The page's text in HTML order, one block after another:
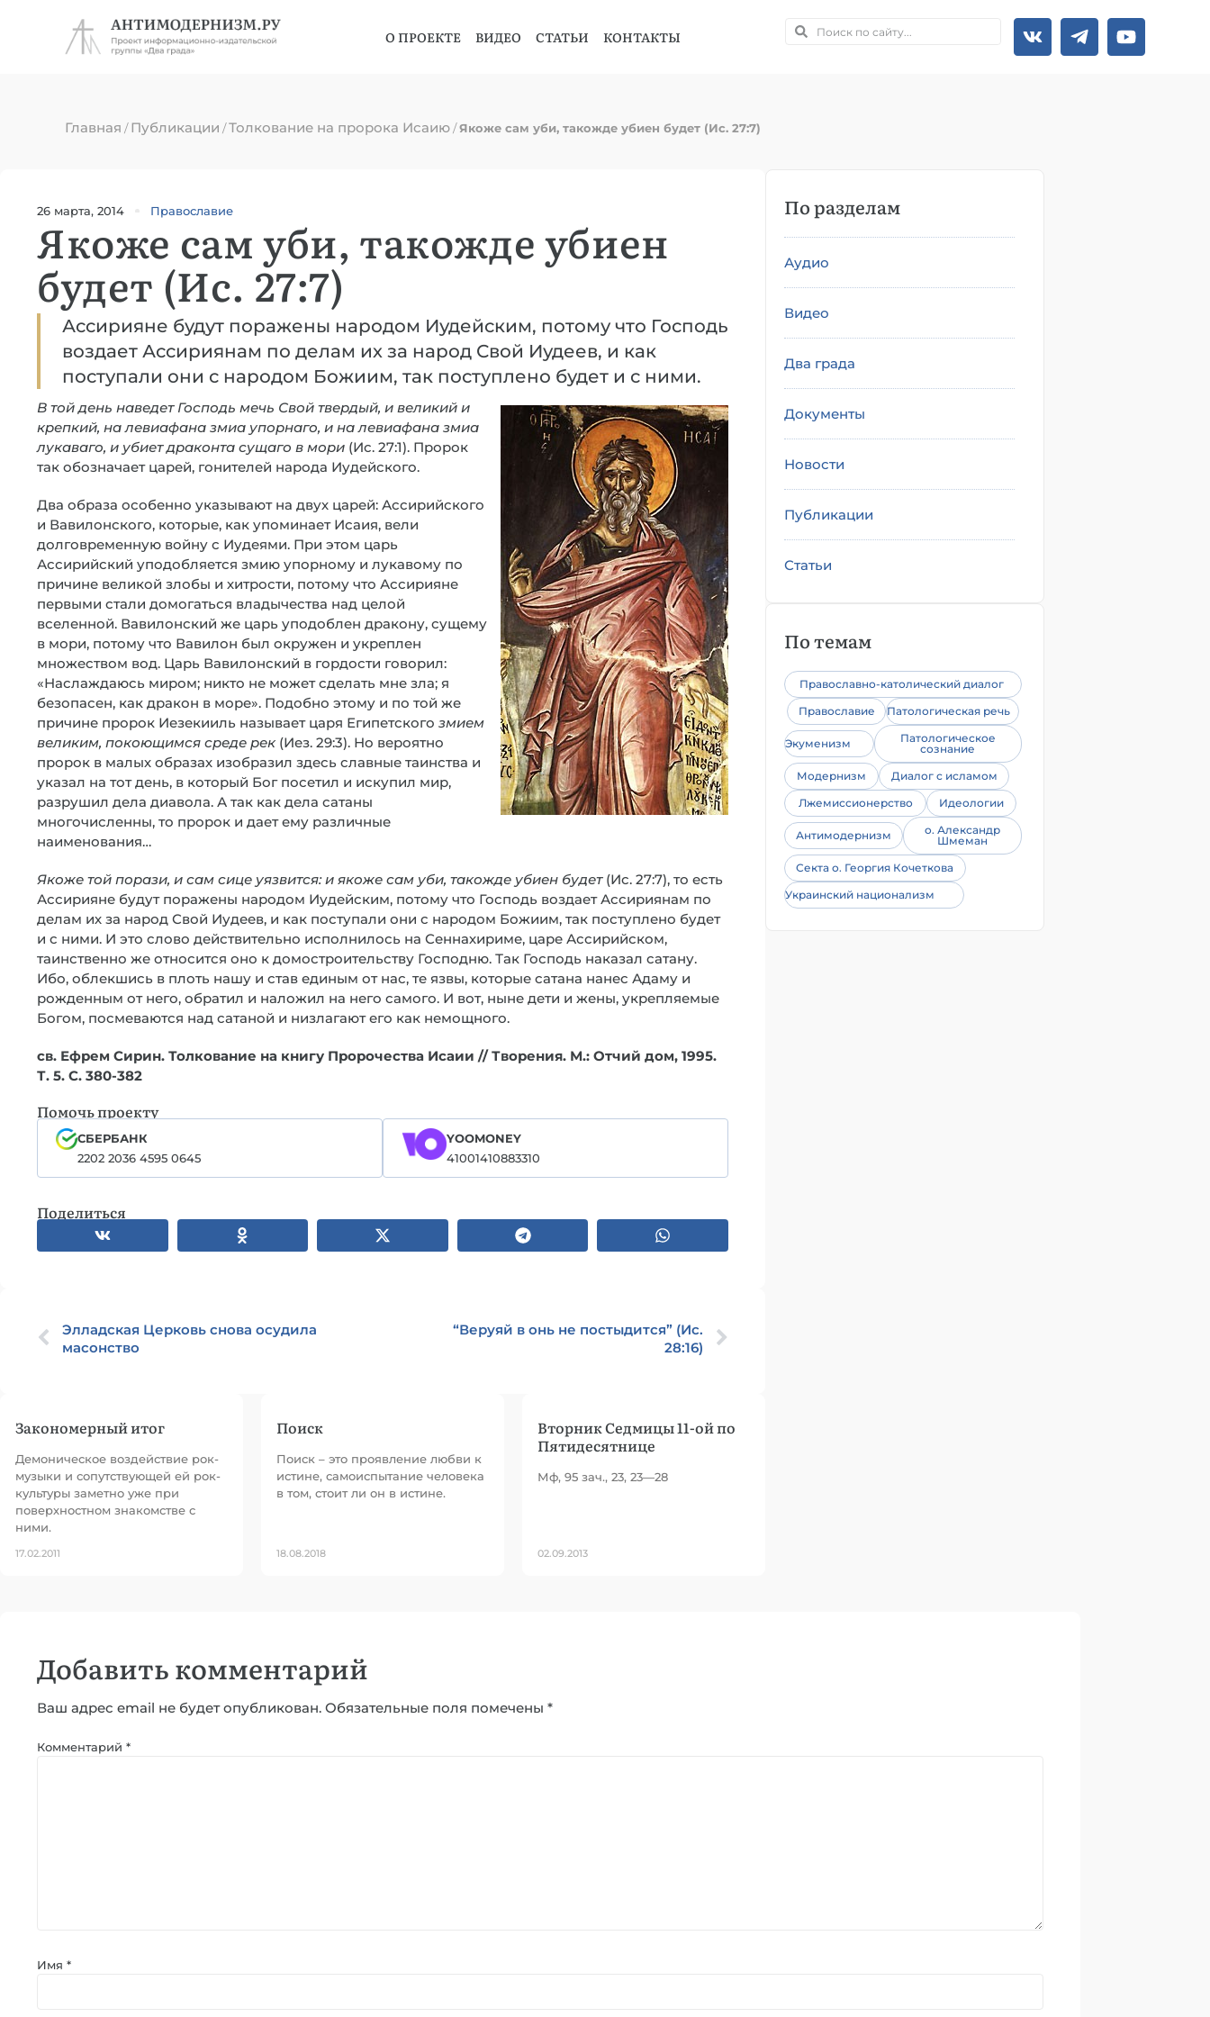
О ПРОЕКТЕ ВИДЕО СТАТЬИ КОНТАКТЫ
Главная /Публикации /Толкование на пророка Исаию/Якоже сам уби, такожде убиен будет (Ис. 27:7)
26 марта, 2014 Православие
Якоже сам уби, такожде убиен
будет (Ис. 27:7)
Ассирияне будут поражены народом Иудейским, потому что Господь
воздает Ассириянам по делам их за народ Свой Иудеев, и как
поступали они с народом Божиим, так поступлено будет и с ними.
В той день наведет Господь мечь Свой твердый, и великий и
крепкий, на левиафана змиа упорнаго, и на левиафана змиа
лукаваго, и убиет драконта сущаго в мори (Ис. 27:1). Пророк
так обозначает царей, гонителей народа Иудейского.
Два образа особенно указывают на двух царей: Ассирийского
и Вавилонского, которые, как упоминает Исаия, вели
долговременную войну с Иудеями. При этом царь
Ассирийский уподобляется змию упорному и лукавому по
причине великой злобы и хитрости, потому что Ассирияне
первыми стали домогаться владычества над целой
вселенной. Вавилонский же царь уподоблен дракону, сущему
в мори, потому что Вавилон был окружен и укреплен
множеством вод. Царь Вавилонский в гордости говорил:
«Наслаждаюсь миром; никто не может сделать мне зла; я
безопасен, как дракон в море». Подобно этому и по той же
причине пророк Иезекииль называет царя Египетского змием
великим, покоющимся среде рек (Иез. 29:3). Но вероятно
пророк в малых образах изобразил здесь славные таинства и
указал на тот день, в который Бог посетил и искупил мир,
разрушил дела диавола. А так как дела сатаны
многочисленны, то пророк и дает ему различные
наименования…
Якоже той порази, и сам сице уязвится: и якоже сам уби, такожде убиен будет(Ис. 27:7), то есть
Ассирияне будут поражены народом Иудейским, потому что Господь воздает Ассириянам по
делам их за народ Свой Иудеев, и как поступали они с народом Божиим, так поступлено будет
и с ними. И это слово действительно исполнилось на Сеннахириме, царе Ассирийском,
таинственно же относится оно к домостроительству Господню. Так Господь наказал сатану.
Ибо, облекшись в плоть нашу и став единым от нас, те язвы, которые сатана нанес Адаму и
рожденным от него, обратил и наложил на него самого. И вот, ныне дети и жены, укрепляемые
Богом, посмеваются над сатаной и низлагают его как немощного.
св. Ефрем Сирин. Толкование на книгу Пророчества Исаии // Творения. М.: Отчий дом, 1995.
Т. 5. С. 380-382
Помочь проекту
СБЕРБАНК
2202 2036 4595 0645
YOOMONEY
41001410883310
Поделиться
Элладская Церковь снова осудила
масонство
“Веруяй в онь не постыдится” (Ис.
28:16)
Закономерный итог
Демоническое воздействие рок-
музыки и сопутствующей ей рок-
культуры заметно уже при
поверхностном знакомстве с
ними.
17.02.2011
Поиск
Поиск – это проявление любви к
истине, самоиспытание человека
в том, стоит ли он в истине.
18.08.2018
Вторник Седмицы 11-ой по
Пятидесятнице
Мф, 95 зач., 23, 23—28
02.09.2013
По разделам
Аудио
Видео
Два града
Документы
Новости
Публикации
Статьи
По темам
Православно-католический диалог
Православие
Патологическая речь
Экуменизм
Патологическое
сознание
Модернизм
Диалог с исламом
Лжемиссионерство
Идеологии
Антимодернизм
о. Александр
Шмеман
Секта о. Георгия Кочеткова
Украинский национализм
Добавить комментарий
Ваш адрес email не будет опубликован. Обязательные поля помечены *
Комментарий *
Имя *